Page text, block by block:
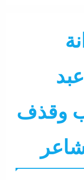
وقذف
ميديا فنون نجوم